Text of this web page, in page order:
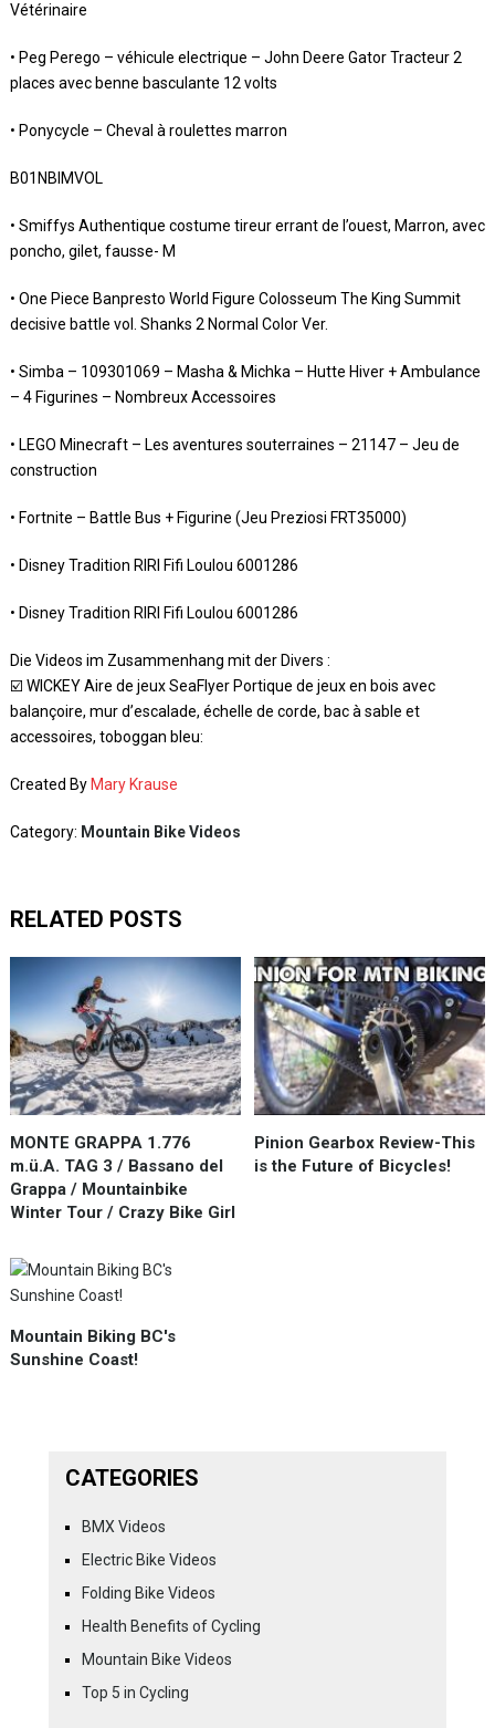
Vétérinaire
• Peg Perego – véhicule electrique – John Deere Gator Tracteur 2
places avec benne basculante 12 volts
• Ponycycle – Cheval à roulettes marron
B01NBIMVOL
• Smiffys Authentique costume tireur errant de l’ouest, Marron, avec
poncho, gilet, fausse- M
• One Piece Banpresto World Figure Colosseum The King Summit
decisive battle vol. Shanks 2 Normal Color Ver.
• Simba – 109301069 – Masha & Michka – Hutte Hiver + Ambulance
– 4 Figurines – Nombreux Accessoires
• LEGO Minecraft – Les aventures souterraines – 21147 – Jeu de
construction
• Fortnite – Battle Bus + Figurine (Jeu Preziosi FRT35000)
• Disney Tradition RIRI Fifi Loulou 6001286
• Disney Tradition RIRI Fifi Loulou 6001286
Die Videos im Zusammenhang mit der Divers :
☑️ WICKEY Aire de jeux SeaFlyer Portique de jeux en bois avec
balançoire, mur d’escalade, échelle de corde, bac à sable et
accessoires, toboggan bleu:
Created By Mary Krause
Category: Mountain Bike Videos
RELATED POSTS
MONTE GRAPPA 1.776
m.ü.A. TAG 3 / Bassano del
Grappa / Mountainbike
Winter Tour / Crazy Bike Girl
Pinion Gearbox Review-This
is the Future of Bicycles!
Mountain Biking BC's
Sunshine Coast!
CATEGORIES
BMX Videos
Electric Bike Videos
Folding Bike Videos
Health Benefits of Cycling
Mountain Bike Videos
Top 5 in Cycling